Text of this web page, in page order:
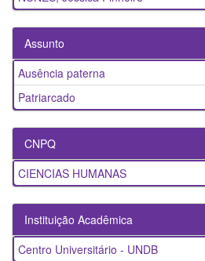
Assunto
Ausência paterna
Patriarcado
CNPQ
CIENCIAS HUMANAS
Instituição Acadêmica
Centro Universitário - UNDB